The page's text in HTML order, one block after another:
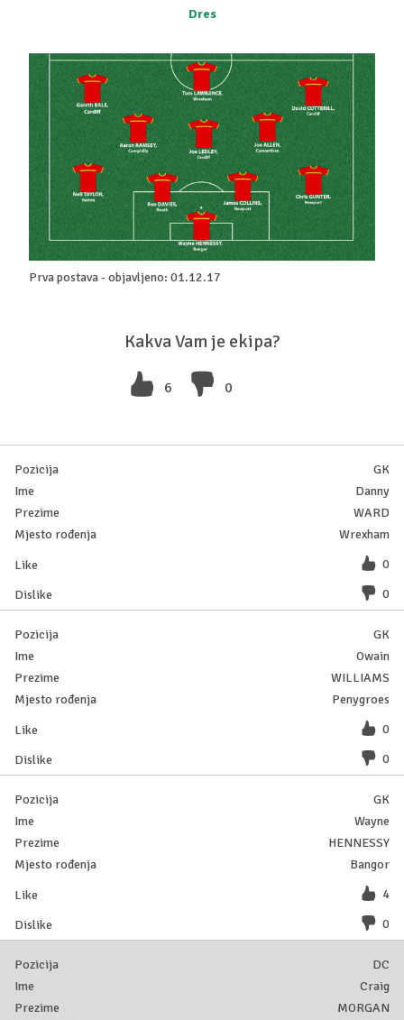
Dres
Kakva Vam je ekipa?
6 0
Prva postava - objavljeno: 01.12.17
GK
Danny
WARD
Wrexham
0
0
GK
Owain
WILLIAMS
Penygroes
0
0
GK
Wayne
HENNESSY
Bangor
4
0
DC
Craig
MORGAN